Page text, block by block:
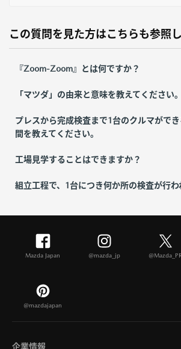
この質問を見た方はこちらも参照
『Zoom-Zoom』とは何ですか？
「マツダ」の由来と意味を教えてください。
プレスから完成検査まで1台のクルマがで
間を教えてください。
工場見学することはできますか？
組立工程で、1台につき何か所の検査が行わ
Mazda Japan @mazda_jp @Mazda_PR
@mazdajapan
企業情報